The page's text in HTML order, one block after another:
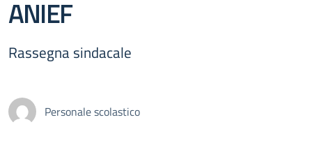
ANIEF
Rassegna sindacale
Personale scolastico